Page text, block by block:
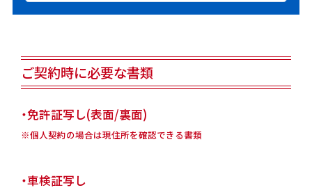
ご契約時に必要な書類
・免許証写し(表面/裏面)
※個人契約の場合は現住所を確認できる書類
・車検証写し